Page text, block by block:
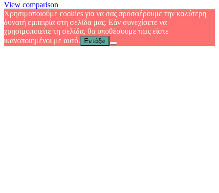
View comparison
Χρησιμοποιούμε cookies για να σας προσφέρουμε την καλύτερη
δυνατή εμπειρία στη σελίδα μας. Εάν συνεχίσετε να
χρησιμοποιείτε τη σελίδα, θα υποθέσουμε πως είστε
ικανοποιημένοι με αυτό.
Εντάξει